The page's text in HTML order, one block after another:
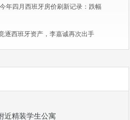
年四月西班牙房价刷新记录：跌幅
逐西班牙资产，李嘉诚再次出手
近精装学生公寓